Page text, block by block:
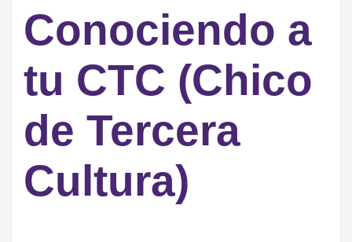
Conociendo a
tu CTC (Chico
de Tercera
Cultura)